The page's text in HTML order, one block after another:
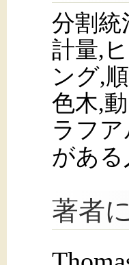
分割統
計量,
ング,
色木,
ラフ
がある
著者